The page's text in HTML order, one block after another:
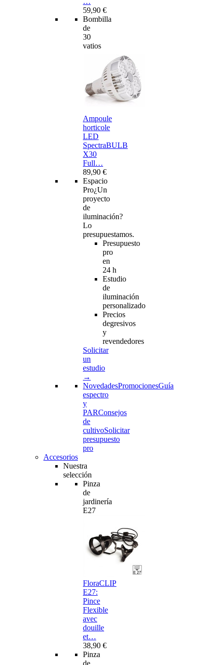
59,90 €
Bombilla
de
30
vatios
Ampoule
horticole
LED
SpectraBULB
X30
Full…
89,90 €
Espacio
Pro¿Un
proyecto
de
iluminación?
Lo
presupuestamos.
Presupuesto
pro
en
24 h
Estudio
de
iluminación
personalizado
Precios
degresivos
y
revendedores
Solicitar
un
estudio
→
NovedadesPromocionesGuía
espectro
y
PARConsejos
de
cultivoSolicitar
presupuesto
pro
Accesorios
Nuestra
selección
Pinza
de
jardinería
E27
FloraCLIP
E27:
Pince
Flexible
avec
douille
et…
38,90 €
Pinza
de